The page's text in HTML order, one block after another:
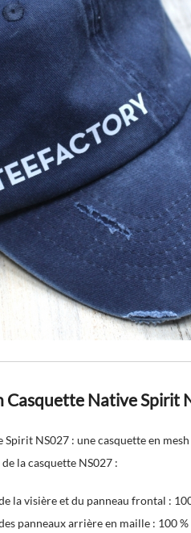
Casquette Native Spirit
Spirit NS027 : une casquette en
la casquette NS027 :
la visière et du panneau frontal :
panneaux arrière en maille : 100